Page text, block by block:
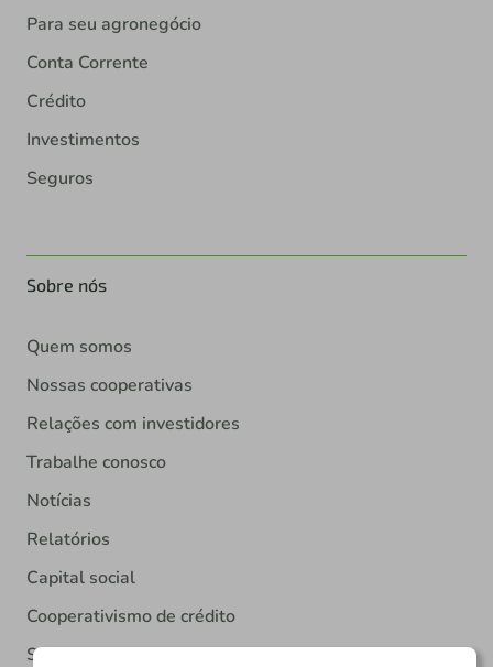
Para seu agronegócio
Conta Corrente
Crédito
Investimentos
Seguros
Sobre nós
Quem somos
Nossas cooperativas
Relações com investidores
Trabalhe conosco
Notícias
Relatórios
Capital social
Cooperativismo de crédito
Sustentabilidade